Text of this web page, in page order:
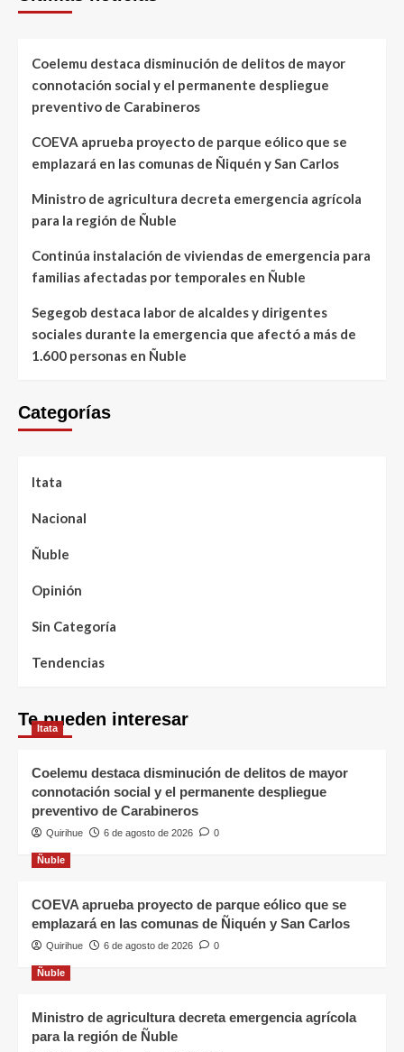
Coelemu destaca disminución de delitos de mayor
connotación social y el permanente despliegue
preventivo de Carabineros
COEVA aprueba proyecto de parque eólico que se
emplazará en las comunas de Ñiquén y San Carlos
Ministro de agricultura decreta emergencia agrícola
para la región de Ñuble
Continúa instalación de viviendas de emergencia para
familias afectadas por temporales en Ñuble
Segegob destaca labor de alcaldes y dirigentes
sociales durante la emergencia que afectó a más de
1.600 personas en Ñuble
Categorías
Itata
Nacional
Ñuble
Opinión
Sin Categoría
Tendencias
Te pueden interesar
Itata
Coelemu destaca disminución de delitos de mayor
connotación social y el permanente despliegue
preventivo de Carabineros
Quirihue 6 de agosto de 2026 0
Ñuble
COEVA aprueba proyecto de parque eólico que se
emplazará en las comunas de Ñiquén y San Carlos
Quirihue 6 de agosto de 2026 0
Ñuble
Ministro de agricultura decreta emergencia agrícola
para la región de Ñuble